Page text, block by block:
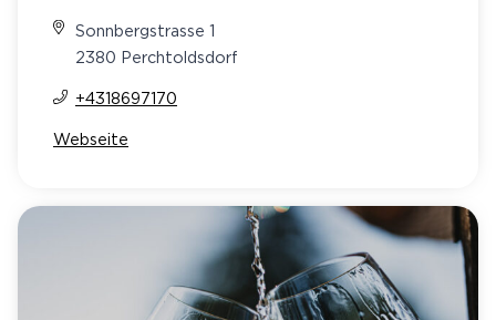
Sonnbergstrasse 1
2380 Perchtoldsdorf
+4318697170
Webseite